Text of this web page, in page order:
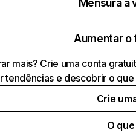
Mensura a
Aumentar o
mais? Crie uma conta
tendências e descobrir o
Crie
O